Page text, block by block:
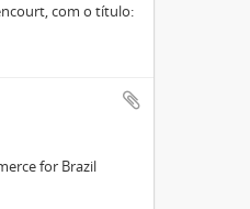
com o título:
for Brazil